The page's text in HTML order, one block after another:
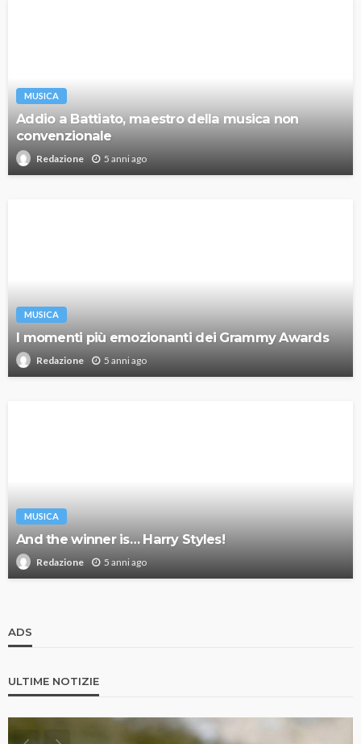
MUSICA
Addio a Battiato, maestro della musica non
convenzionale
Redazione 5 anni ago
MUSICA
I momenti più emozionanti dei Grammy Awards
Redazione 5 anni ago
MUSICA
And the winner is… Harry Styles!
Redazione 5 anni ago
ADS
ULTIME NOTIZIE